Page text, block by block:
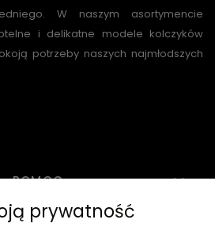
W naszym asortymencie
i delikatne modele kolczyków
potrzeby naszych najmłodszych
POMOC
prywatność